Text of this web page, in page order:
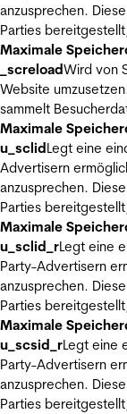
anzusprechen.
Parties
Maximale
_screloadWird von
Website
sammelt
Maximale
u_sclidLegt eine
Advertisern
anzusprechen.
Parties
Maximale
u_sclid_rLegt eine
Party-Advertisern
anzusprechen.
Parties
Maximale
u_scsid_rLegt eine
Party-Advertisern
anzusprechen.
Parties